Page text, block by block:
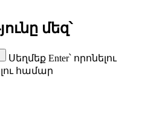
մեզ՝
Սեղմեք Enter՝ որոնելու
համար